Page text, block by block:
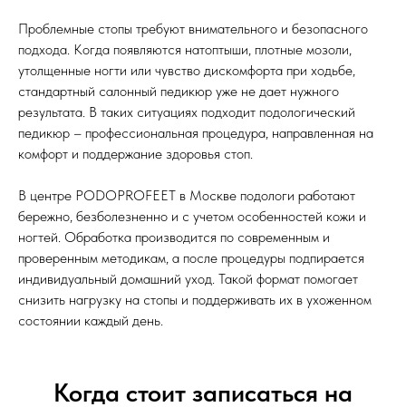
Проблемные стопы требуют внимательного и безопасного
подхода. Когда появляются натоптыши, плотные мозоли,
утолщенные ногти или чувство дискомфорта при ходьбе,
стандартный салонный педикюр уже не дает нужного
результата. В таких ситуациях подходит подологический
педикюр – профессиональная процедура, направленная на
комфорт и поддержание здоровья стоп.
В центре PODOPROFEET в Москве подологи работают
бережно, безболезненно и с учетом особенностей кожи и
ногтей. Обработка производится по современным и
проверенным методикам, а после процедуры подпирается
индивидуальный домашний уход. Такой формат помогает
снизить нагрузку на стопы и поддерживать их в ухоженном
состоянии каждый день.
Когда стоит записаться на